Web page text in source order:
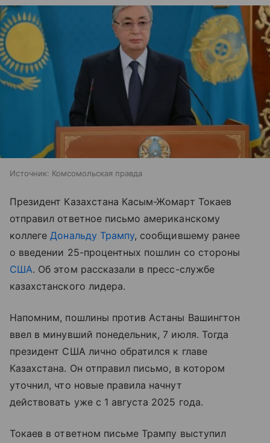
Источник: Комсомольская правда
Президент Казахстана Касым-Жомарт Токаев
отправил ответное письмо американскому
коллеге Дональду Трампу, сообщившему ранее
о введении 25-процентных пошлин со стороны
США. Об этом рассказали в пресс-службе
казахстанского лидера.
Напомним, пошлины против Астаны Вашингтон
ввел в минувший понедельник, 7 июля. Тогда
президент США лично обратился к главе
Казахстана. Он отправил письмо, в котором
уточнил, что новые правила начнут
действовать уже с 1 августа 2025 года.
Токаев в ответном письме Трампу выступил